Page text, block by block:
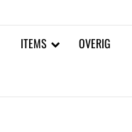
ITEMS OVERIG